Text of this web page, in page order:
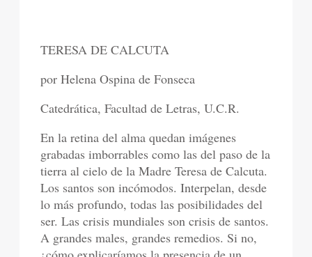
TERESA DE CALCUTA
por Helena Ospina de Fonseca
Catedrática, Facultad de Letras, U.C.R.
En la retina del alma quedan imágenes
grabadas imborrables como las del paso de la
tierra al cielo de la Madre Teresa de Calcuta.
Los santos son incómodos. Interpelan, desde
lo más profundo, todas las posibilidades del
ser. Las crisis mundiales son crisis de santos.
A grandes males, grandes remedios. Si no,